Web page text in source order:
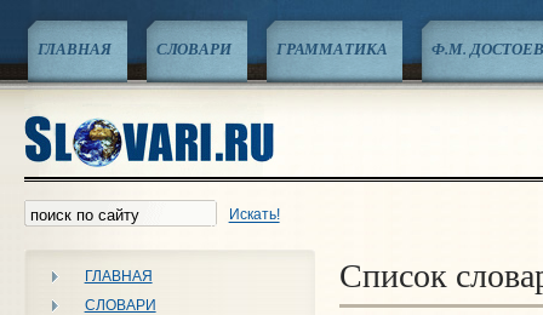
ГЛАВНАЯ СЛОВАРИ ГРАММАТИКА Ф.М.
Искать!
ГЛАВНАЯ
СЛОВАРИ
Список